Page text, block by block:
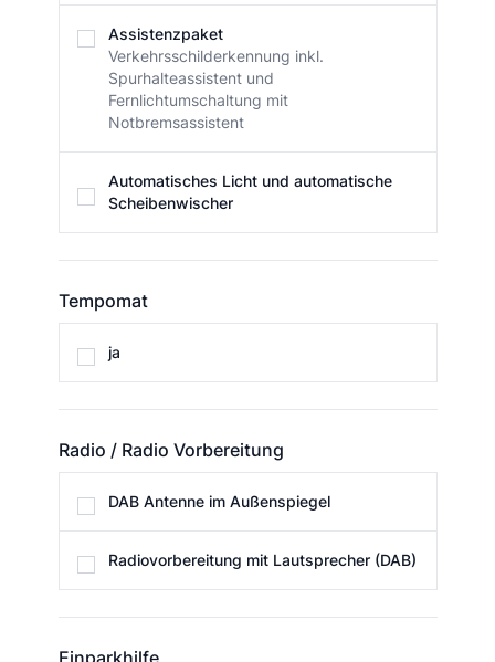
Assistenzpaket
Verkehrsschilderkennung inkl.
Spurhalteassistent und
Fernlichtumschaltung mit
Notbremsassistent
Automatisches Licht und automatische
Scheibenwischer
Tempomat
ja
Radio / Radio Vorbereitung
DAB Antenne im Außenspiegel
Radiovorbereitung mit Lautsprecher (DAB)